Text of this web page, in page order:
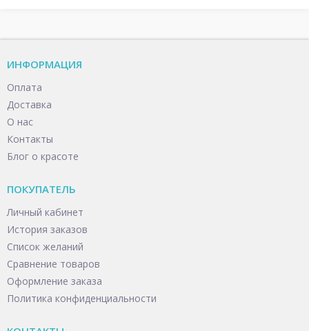
ИНФОРМАЦИЯ
Оплата
Доставка
О нас
Контакты
Блог о красоте
ПОКУПАТЕЛЬ
Личный кабинет
История заказов
Список желаний
Сравнение товаров
Оформление заказа
Политика конфиденциальности